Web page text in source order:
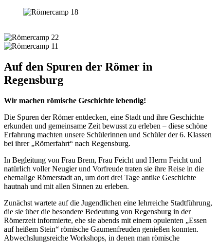
Auf den Spuren der Römer in
Regensburg
Wir machen römische Geschichte lebendig!
Die Spuren der Römer entdecken, eine Stadt und ihre Geschichte
erkunden und gemeinsame Zeit bewusst zu erleben – diese schöne
Erfahrung machten unsere Schülerinnen und Schüler der 6. Klassen
bei ihrer „Römerfahrt“ nach Regensburg.
In Begleitung von Frau Brem, Frau Feicht und Herrn Feicht und
natürlich voller Neugier und Vorfreude traten sie ihre Reise in die
ehemalige Römerstadt an, um dort drei Tage antike Geschichte
hautnah und mit allen Sinnen zu erleben.
Zunächst wartete auf die Jugendlichen eine lehrreiche Stadtführung,
die sie über die besondere Bedeutung von Regensburg in der
Römerzeit informierte, ehe sie abends mit einem opulenten „Essen
auf heißem Stein“ römische Gaumenfreuden genießen konnten.
Abwechslungsreiche Workshops, in denen man römische